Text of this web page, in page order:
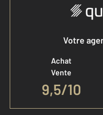
Votre
Achat
Vente
9,5/10